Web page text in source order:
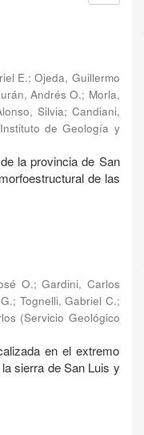
E.;Ojeda, Guillermo
Andrés O.; Morla,
Silvia; Candiani,
de Geología y
la provincia de San
de las
O.;Gardini, Carlos
; Tognelli, Gabriel C.;
(Servicio Geológico
en el extremo
sierra de San Luis y